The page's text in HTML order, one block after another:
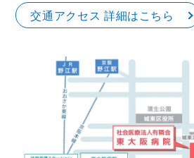
交通アクセス 詳細はこちら